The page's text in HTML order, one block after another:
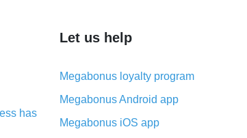
has
Let us help
Megabonus loyalty program
Megabonus Android app
Megabonus iOS app